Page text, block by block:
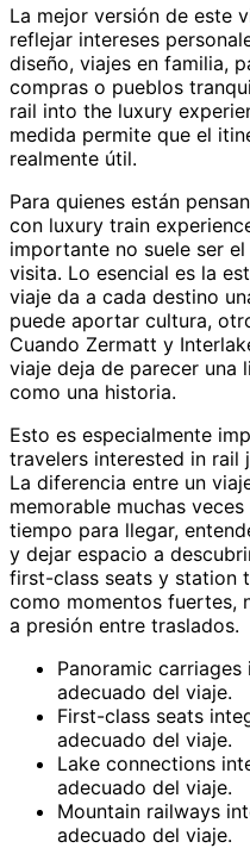
La mejor versión de este
reflejar intereses
diseño, viajes en familia,
compras o pueblos
rail into the luxury
medida permite que el
realmente útil.
Para quienes están
con luxury train
importante no suele ser
visita. Lo esencial es la
viaje da a cada destino
puede aportar cultura,
Cuando Zermatt y
viaje deja de parecer una
como una historia.
Esto es especialmente
travelers interested in rail
La diferencia entre un
memorable muchas
tiempo para llegar,
y dejar espacio a
first-class seats y station
como momentos fuertes,
a presión entre traslados.
Panoramic
adecuado del viaje.
First-class seats
adecuado del viaje.
Lake connections
adecuado del viaje.
Mountain railways
adecuado del viaje.